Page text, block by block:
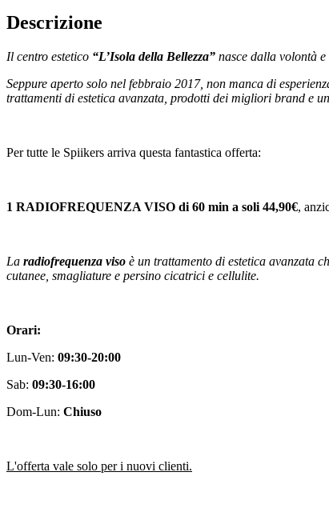
Descrizione
Il centro estetico “L’Isola della Bellezza” nasce dalla volontà
Seppure aperto solo nel febbraio 2017, non manca di
trattamenti di estetica avanzata, prodotti dei migliori brand e
Per tutte le Spiikers arriva questa fantastica offerta:
1 RADIOFREQUENZA VISO di 60 min a soli 44,90€,
La radiofrequenza viso è un trattamento di estetica avanzata
cutanee, smagliature e persino cicatrici e cellulite.
Orari:
Lun-Ven: 09:30-20:00
Sab: 09:30-16:00
Dom-Lun: Chiuso
L'offerta vale solo per i nuovi clienti.